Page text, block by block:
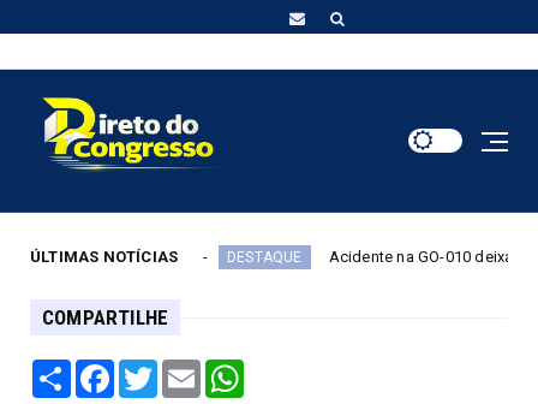
ÚLTIMAS NOTÍCIAS
STF DESTAQUE Acidente na GO-010 deixa cinco mortos,
COMPARTILHE
Share Facebook
TwitterEmail